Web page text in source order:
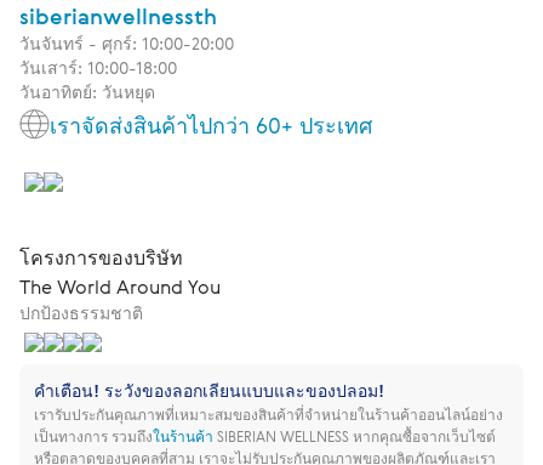
siberianwellnessth
วันจันทร์ - ศุกร์: 10:00-20:00
วันเสาร์: 10:00-18:00
วันอาทิตย์: วันหยุด
เราจัดส่งสินค้าไปกว่า 60+ ประเทศ
โครงการของบริษัท
The World Around You
ปกป้องธรรมชาติ
คำเตือน! ระวังของลอกเลียนแบบและของปลอม!
เรารับประกันคุณภาพที่เหมาะสมของสินค้าที่จำหน่ายในร้านค้าออนไลน์อย่าง
เป็นทางการ รวมถึงในร้านค้า SIBERIAN WELLNESSหากคุณซื้อจากเว็บไซต์
หรือตลาดของบุคคลที่สาม เราจะไม่รับประกันคุณภาพของผลิตภัณฑ์และเรา